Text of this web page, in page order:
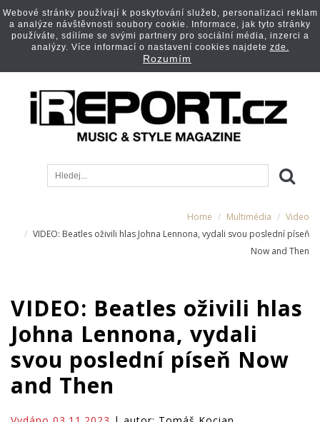
Home Multimédia
Video
VIDEO: Beatles oživili hlas Johna Lennona, vydali svou poslední píseň
Now and Then
VIDEO: Beatles oživili hlas
Johna Lennona, vydali
svou poslední píseň Now
and Then
Webové stránky používají k poskytování služeb, personalizaci reklam
a analýze návštěvnosti soubory cookie. Informace, jak tyto stránky
používáte, sdílíme se svými partnery pro sociální média, inzerci a
analýzy. Více informací o nastavení cookies najdete zde.
Rozumím